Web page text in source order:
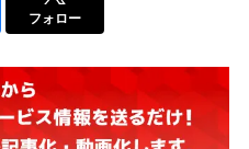
フォロー